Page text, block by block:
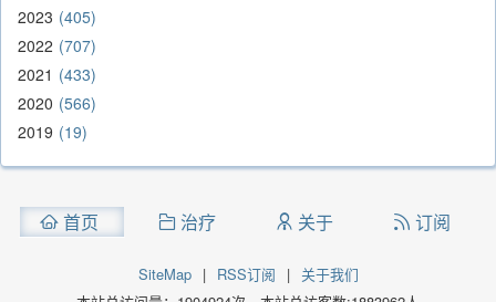
2023 405
2022 707
2021
433
2020 566
2019 19
首页 治疗 关于 订阅
SiteMap | RSS订阅 |
关于我们